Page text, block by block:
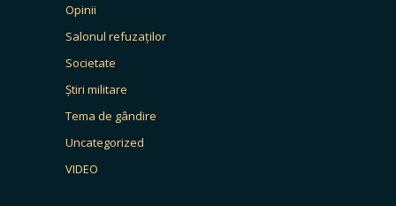
Opinii
Salonul refuzaților
Societate
Știri militare
Tema de gândire
Uncategorized
VIDEO